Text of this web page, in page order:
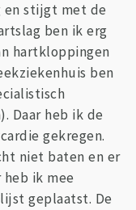
en stijgt met de
ben ik erg
hartkloppingen
ben
Daar heb ik de
gekregen.
niet baten en er
ik mee
geplaatst. De